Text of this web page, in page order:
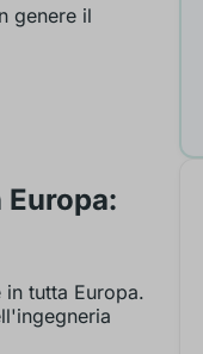
genere il
tutta Europa.